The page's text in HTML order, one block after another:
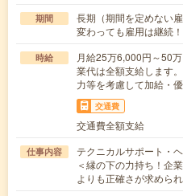
期間
長期（期間を定めない
変わっても雇用は継続！
時給
月給25万6,000円～50
業代は全額支給しま
力等を考慮して加給・優
交通費
交通費全額支給
仕事内容
テクニカルサポート・
＜縁の下の力持ち！企
よりも正確さが求めら